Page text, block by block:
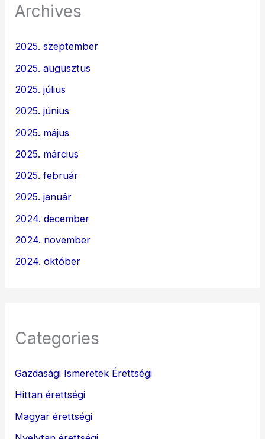
Archives
2025. szeptember
2025. augusztus
2025. július
2025. június
2025. május
2025. március
2025. február
2025. január
2024. december
2024. november
2024. október
Categories
Gazdasági Ismeretek Érettségi
Hittan érettségi
Magyar érettségi